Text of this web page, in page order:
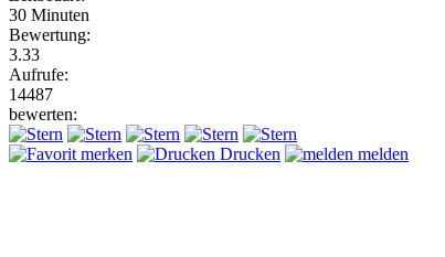
30 Minuten
Bewertung:
3.33
Aufrufe:
14487
bewerten:
merken Drucken melden